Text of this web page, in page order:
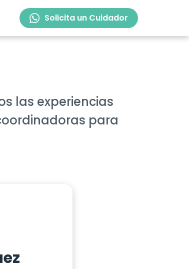
Solicita un Cuidador
las experiencias
para